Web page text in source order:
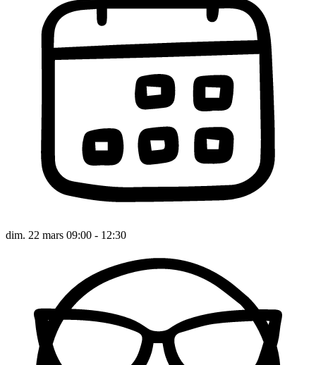
dim. 22 mars 09:00 - 12:30